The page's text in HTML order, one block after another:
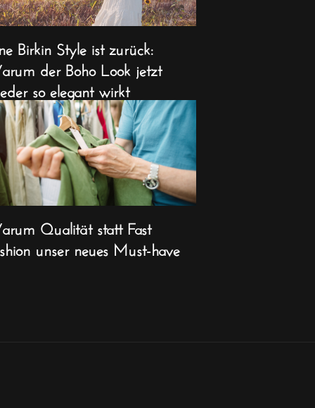
Birkin Style ist zurück:
der Boho Look jetzt
so elegant wirkt
Qualität statt Fast
unser neues Must-have